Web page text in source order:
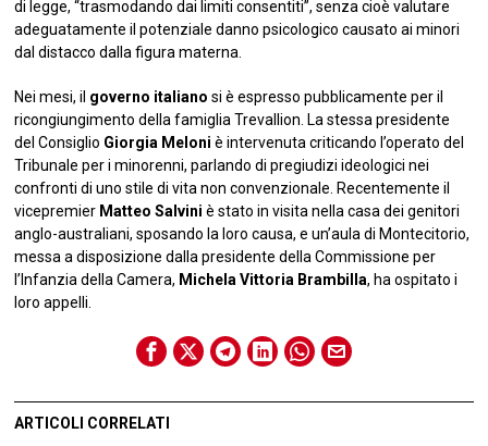
di legge, “trasmodando dai limiti consentiti”, senza cioè valutare
adeguatamente il potenziale danno psicologico causato ai minori
dal distacco dalla figura materna.
Nei mesi, il governo italiano si è espresso pubblicamente per il
ricongiungimento della famiglia Trevallion. La stessa presidente
del Consiglio Giorgia Meloni è intervenuta criticando l’operato del
Tribunale per i minorenni, parlando di pregiudizi ideologici nei
confronti di uno stile di vita non convenzionale. Recentemente il
vicepremier Matteo Salvini è stato in visita nella casa dei genitori
anglo-australiani, sposando la loro causa, e un’aula di Montecitorio,
messa a disposizione dalla presidente della Commissione per
l’Infanzia della Camera, Michela Vittoria Brambilla, ha ospitato i
loro appelli.
ARTICOLI CORRELATI